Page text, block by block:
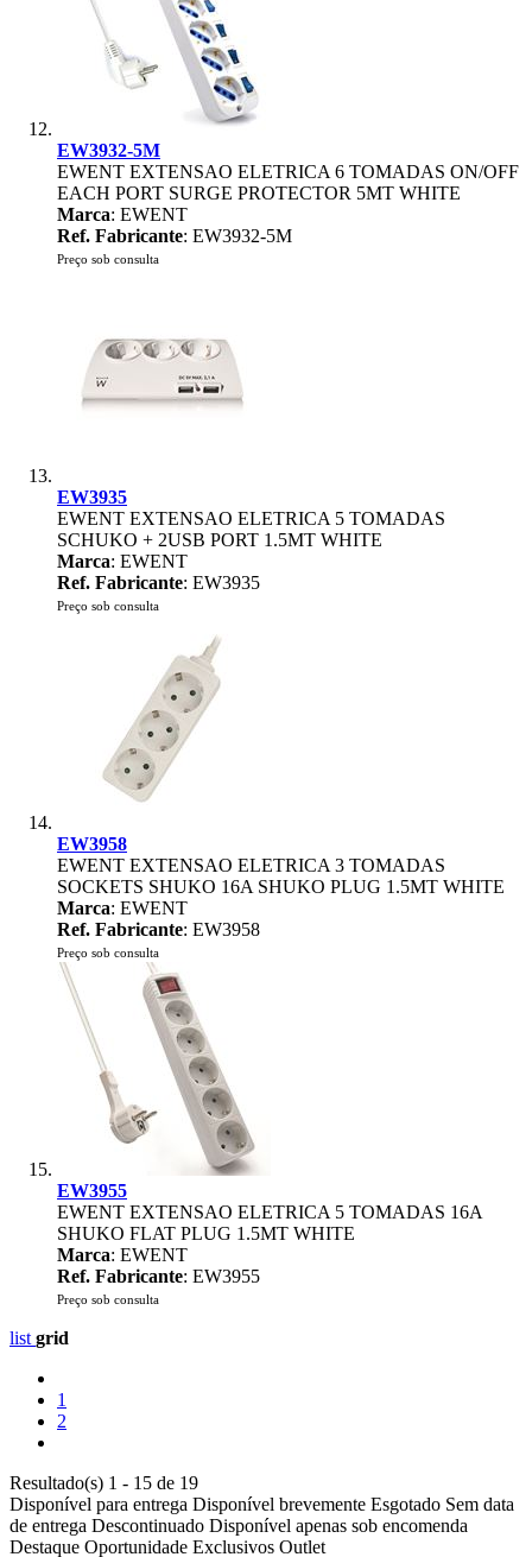
EW3932-5M
EWENT EXTENSAO ELETRICA 6 TOMADAS ON/OFF
EACH PORT SURGE PROTECTOR 5MT WHITE
Marca: EWENT
Ref. Fabricante: EW3932-5M
Preço sob consulta
EW3935
EWENT EXTENSAO ELETRICA 5 TOMADAS
SCHUKO + 2USB PORT 1.5MT WHITE
Marca: EWENT
Ref. Fabricante: EW3935
Preço sob consulta
EW3958
EWENT EXTENSAO ELETRICA 3 TOMADAS
SOCKETS SHUKO 16A SHUKO PLUG 1.5MT WHITE
Marca: EWENT
Ref. Fabricante: EW3958
Preço sob consulta
EW3955
EWENT EXTENSAO ELETRICA 5 TOMADAS 16A
SHUKO FLAT PLUG 1.5MT WHITE
Marca: EWENT
Ref. Fabricante: EW3955
Preço sob consulta
list grid
1
2
Resultado(s) 1 - 15 de 19
Disponível para entrega Disponível brevemente Esgotado Sem data
de entrega Descontinuado Disponível apenas sob encomenda
Destaque Oportunidade Exclusivos Outlet